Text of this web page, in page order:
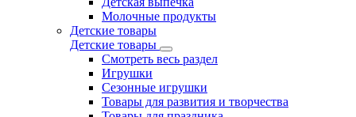
Молочные продукты
Детские товары
Детские товары
Смотреть весь раздел
Игрушки
Сезонные игрушки
Товары для развития и творчества